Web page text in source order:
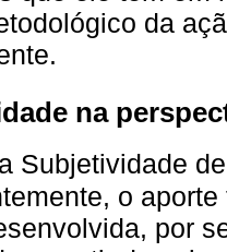
da
na
Subjetividade
o
por